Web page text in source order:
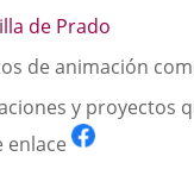
de Prado
de animación
y proyectos
enlace